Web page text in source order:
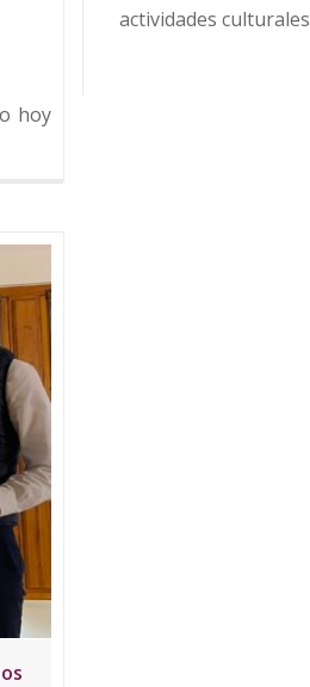
hoy
actividades culturales